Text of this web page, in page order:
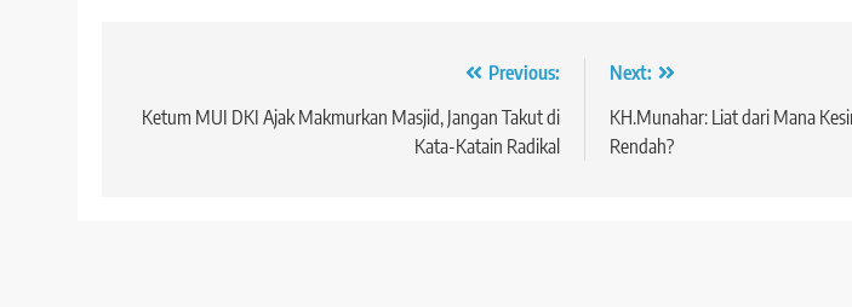
pos
Previous:
Ketum MUI DKI Ajak Makmurkan Masjid, Jangan Takut di
Kata-Katain Radikal
Next:
KH.Munahar: Liat dari Mana
Rendah?